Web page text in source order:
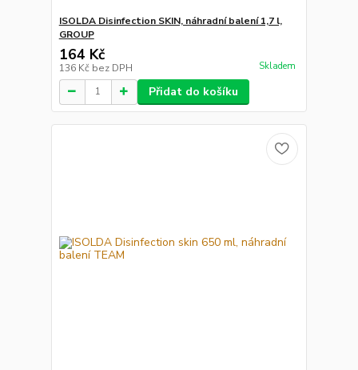
ISOLDA Disinfection SKIN, náhradní balení 1,7 l,
GROUP
164 Kč
136 Kč bez DPH Skladem
Přidat do košíku